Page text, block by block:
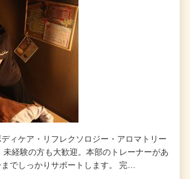
ィケア・リフレクソロジー・アロマトリー
未経験の方も大歓迎。本部のトレーナーがあ
でしっかりサポートします。 完…